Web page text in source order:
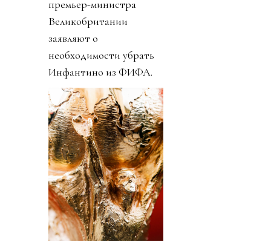
премьер-министра
Великобритании
заявляют о
необходимости убрать
Инфантино из ФИФА.